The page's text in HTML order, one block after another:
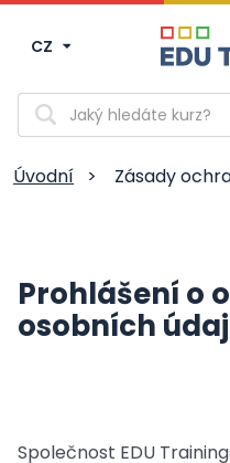
CZ
Vyhledávání
Úvodní > Zásady
Prohlášení o
osobních
Společnost EDU